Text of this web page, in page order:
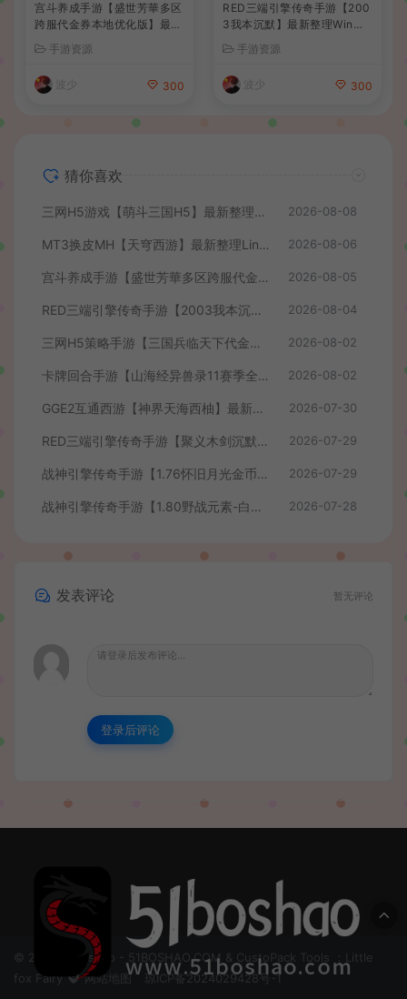
宫斗养成手游【盛世芳華多区
跨服代金券本地优化版】最新
整理单机一键即玩端+Linux
手工服务端+CDK授权后台
+安卓+详细搭建教程
手游资源
波少 300
RED三端引擎传奇手游【200
3我本沉默】最新整理Win系
服务端+安卓苹果PC三端+详
细搭建教程
手游资源
波少 300
猜你喜欢
三网H5游戏【萌斗三国H5】最新整理WIN系服务端+GM后台+详细搭建教程 2026-08-08
MT3换皮MH【天穹西游】最新整理Linux手工服务端+安卓苹果双端+GM后台+详细搭建教程+全套源码+视频教程 2026-08-06
宫斗养成手游【盛世芳華多区跨服代金券本地优化版】最新整理单机一键即玩端+Linux手工服务端+CDK授权后台+安卓+详细搭建教程 2026-08-05
RED三端引擎传奇手游【2003我本沉默】最新整理Win系服务端+安卓苹果PC三端+详细搭建教程 2026-08-04
三网H5策略手游【三国兵临天下代金券内购七合修复版】最新整理单机一键即玩镜像端+Linux手工服务端+管理后台+GM授权后台+简易安卓客户端+详细搭建教程+视频教程 2026-08-02
卡牌回合手游【山海经异兽录11赛季全人物代金券内购版】最新整理WIN系服务端+授权GM后台+管理后台+热更修改工具+安卓+详细搭建教程 2026-08-02
GGE2互通西游【神界天海西柚】最新整理Win系服务端+安卓苹果PC三端+内置GM工具+全套源码+详细搭建教程+视频教程 2026-07-30
RED三端引擎传奇手游【聚义木剑沉默高仿嘟嘟沉默】最新整理Win系服务端+安卓苹果PC三端+详细搭建教程 2026-07-29
战神引擎传奇手游【1.76怀旧月光金币版】最新整理Win系复古服务端+安卓苹果双端+GM授权物品后台+详细搭建教程 2026-07-29
战神引擎传奇手游【1.80野战元素-白猪7.2免授权】最新整理Win系特色服务端+安卓+GM授权物品后台+详细搭建教程 2026-07-28
发表评论 暂无评论
登录后评论
© 2024 51boshao - 51BOSHAO.COM & CustoPack Tools ：Little
fox Fairy
网站地图 琼ICP备2024029428号-1